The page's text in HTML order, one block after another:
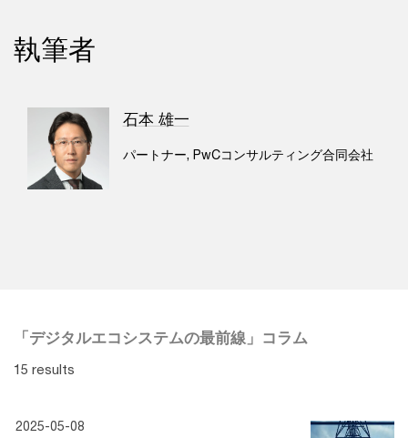
執筆者
石本 雄一
パートナー, PwCコンサルティング合同会社
「デジタルエコシステムの最前線」コラム
15 results
2025-05-08